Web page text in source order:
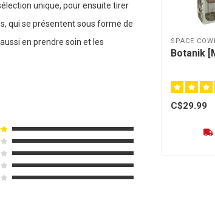
unique, pour ensuite tirer
qui se présentent sous forme de
en prendre soin et les
SPACE
Botanik
C$29.99